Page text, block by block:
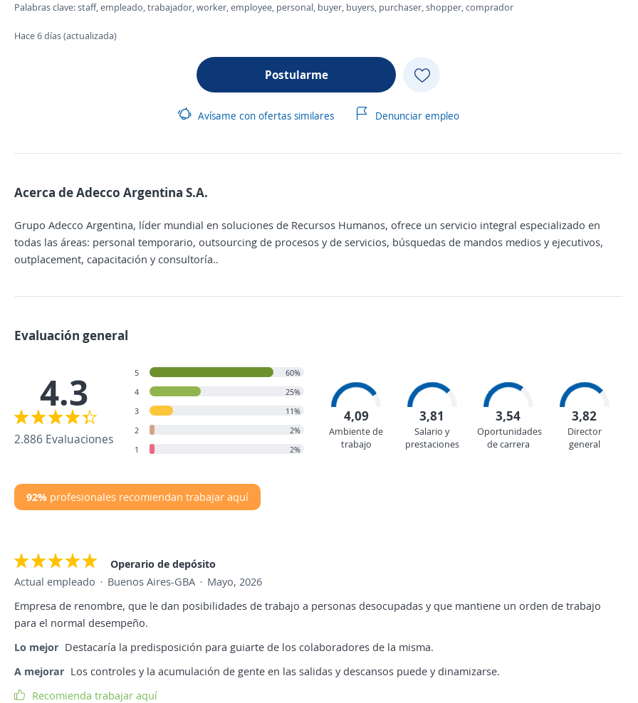
Palabras clave: staff, empleado, trabajador, worker, employee, personal, buyer, buyers, purchaser, shopper, comprador
Hace 6 días (actualizada)
Postularme
Avísame con ofertas similares Denunciar empleo
Acerca de Adecco Argentina S.A.
Grupo Adecco Argentina, líder mundial en soluciones de Recursos Humanos, ofrece un servicio integral especializado en
todas las áreas: personal temporario, outsourcing de procesos y de servicios, búsquedas de mandos medios y ejecutivos,
outplacement, capacitación y consultoría..
Evaluación general
4.3
2.886 Evaluaciones
5
60%
4
25%
3
11%
2
2%
1
2%
4,09
Ambiente de
trabajo
3,81
Salario y
prestaciones
3,54
Oportunidades
de carrera
3,82
Director
general
92% profesionales recomiendan trabajar aquí
Operario de depósito
Actual empleado
Buenos Aires-GBA
Mayo, 2026
Empresa de renombre, que le dan posibilidades de trabajo a personas desocupadas y que mantiene un orden de trabajo
para el normal desempeño.
Lo mejor Destacaría la predisposición para guiarte de los colaboradores de la misma.
A mejorar Los controles y la acumulación de gente en las salidas y descansos puede y dinamizarse.
Recomienda trabajar aquí